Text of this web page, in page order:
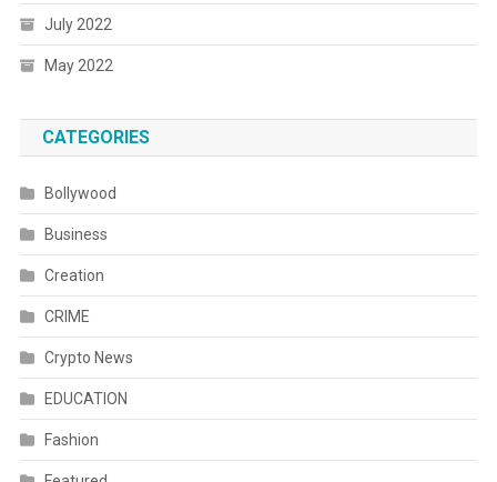
July 2022
May 2022
CATEGORIES
Bollywood
Business
Creation
CRIME
Crypto News
EDUCATION
Fashion